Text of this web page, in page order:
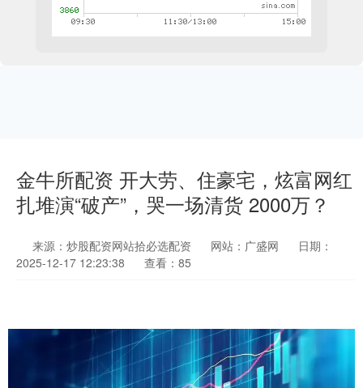
金牛所配资 开大劳、住豪宅，炫富网红
扎堆演“破产”，哭一场清货 2000万？
来源：炒股配资网站拾必选配资 网站：广盛网
日期：
2025-12-17 12:23:38
查看：85